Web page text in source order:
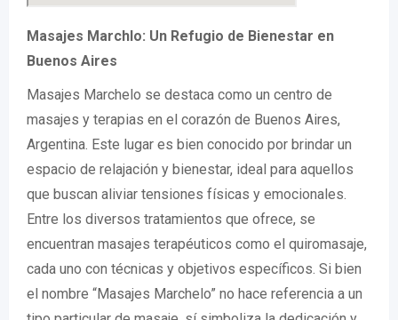
Masajes Marchlo: Un Refugio de Bienestar en
Buenos Aires
Masajes Marchelo se destaca como un centro de
masajes y terapias en el corazón de Buenos Aires,
Argentina. Este lugar es bien conocido por brindar un
espacio de relajación y bienestar, ideal para aquellos
que buscan aliviar tensiones físicas y emocionales.
Entre los diversos tratamientos que ofrece, se
encuentran masajes terapéuticos como el quiromasaje,
cada uno con técnicas y objetivos específicos. Si bien
el nombre “Masajes Marchelo” no hace referencia a un